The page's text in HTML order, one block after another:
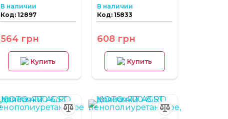
В наличии
Код: 12897
564 грн
Купить
В наличии
Код: 15833
608 грн
Купить